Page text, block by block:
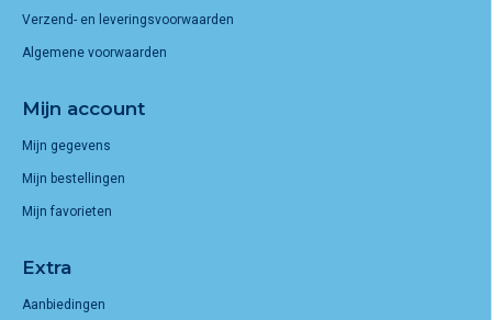
Verzend- en leveringsvoorwaarden
Algemene voorwaarden
Mijn account
Mijn gegevens
Mijn bestellingen
Mijn favorieten
Extra
Aanbiedingen